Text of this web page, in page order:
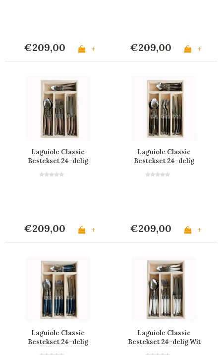
€209,00 + €209,00 +
Laguiole Classic
Bestekset 24-delig
€209,00 +
Laguiole Classic
Bestekset 24-delig
€209,00 +
Laguiole Classic
Bestekset 24-delig
Laguiole Classic
Bestekset 24-delig Wit